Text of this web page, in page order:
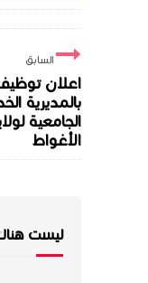
السابق
اعلان
بالمديرية
الجامعية
الأغواط
ليست